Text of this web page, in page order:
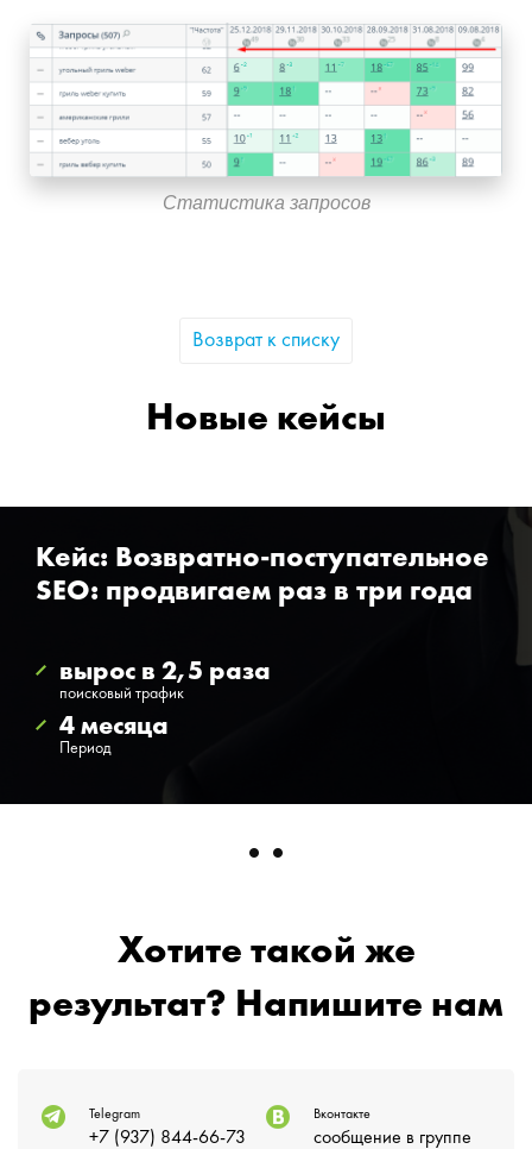
Статистика запросов
Возврат к списку
Новые кейсы
вырос в 2,5 раза
поисковый трафик
4 месяца
Период
Кейс: Возвратно-поступательное
SEO: продвигаем раз в три года
Хотите такой же
результат? Напишите нам
Telegram
+7 (937) 844-66-73
Вконтакте
сообщение в группе